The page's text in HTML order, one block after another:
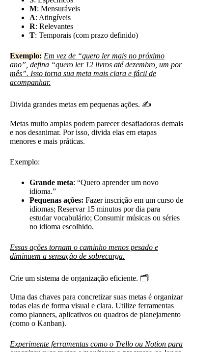
M: Mensuráveis
A: Atingíveis
R: Relevantes
T: Temporais (com prazo definido)
Exemplo: Em vez de “quero ler mais no próximo
ano”, defina “quero ler 12 livros até dezembro, um por
mês”. Isso torna sua meta mais clara e fácil de
acompanhar.
Divida grandes metas em pequenas ações. ✍️
Metas muito amplas podem parecer desafiadoras demais
e nos desanimar. Por isso, divida elas em etapas
menores e mais práticas.
Exemplo:
Grande meta: “Quero aprender um novo
idioma.”
Pequenas ações: Fazer inscrição em um curso de
idiomas; Reservar 15 minutos por dia para
estudar vocabulário; Consumir músicas ou séries
no idioma escolhido.
Essas ações tornam o caminho menos pesado e
diminuem a sensação de sobrecarga.
Crie um sistema de organização eficiente. 🗂️
Uma das chaves para concretizar suas metas é organizar
todas elas de forma visual e clara. Utilize ferramentas
como planners, aplicativos ou quadros de planejamento
(como o Kanban).
Experimente ferramentas como o Trello ou Notion para